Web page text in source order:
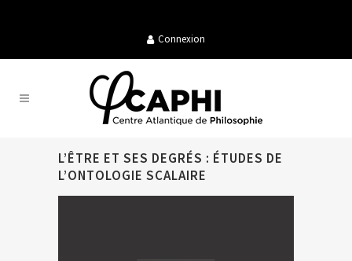
Connexion
L’ÊTRE ET SES DEGRÉS : ÉTUDES DE
L’ONTOLOGIE SCALAIRE